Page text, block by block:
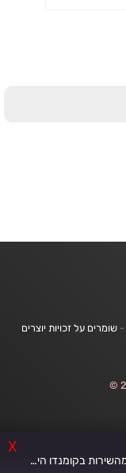
X
פרק 74: ד"ר דניאל טרוצקי - על תובנות מהשירות בקומנדו הימי והדרך לניהול בכיר במערכת הבריאות
- שומרים על זכויות יוצרים